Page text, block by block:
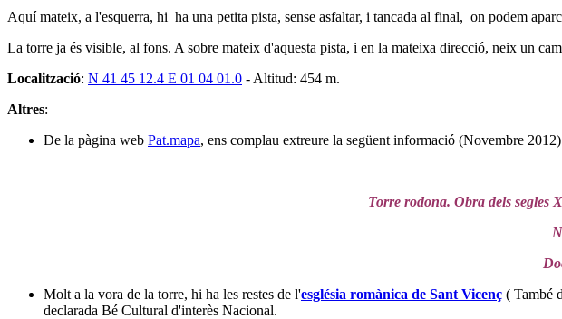
Aquí mateix, a l'esquerra, hi ha una petita pista, sense asfaltar, i tancada al final, on podem
La torre ja és visible, al fons. A sobre mateix d'aquesta pista, i en la mateixa direcció, neix un
Localització: N 41 45 12.4 E 01 04 01.0 - Altitud: 454 m.
Altres:
De la pàgina web Pat.mapa, ens complau extreure la següent informació (Novembre
Torre rodona. Obra dels segles
Molt a la vora de la torre, hi ha les restes de l'església romànica de Sant Vicenç ( També
declarada Bé Cultural d'interès Nacional.